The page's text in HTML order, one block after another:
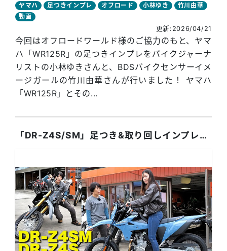
ヤマハ 足つきインプレ オフロード 小林ゆき
竹川由華
動画
更新:2026/04/21
今回はオフロードワールド様のご協力のもと、ヤマ
ハ「WR125R」の足つきインプレをバイクジャーナ
リストの小林ゆきさんと、BDSバイクセンサーイメ
ージガールの竹川由華さんが行いました！ ヤマハ
「WR125R」とその...
「DR-Z4S/SM」足つき&取り回しインプレ！ 初級～上級者まで楽しめるデュアルパーパス・スーパーモト！